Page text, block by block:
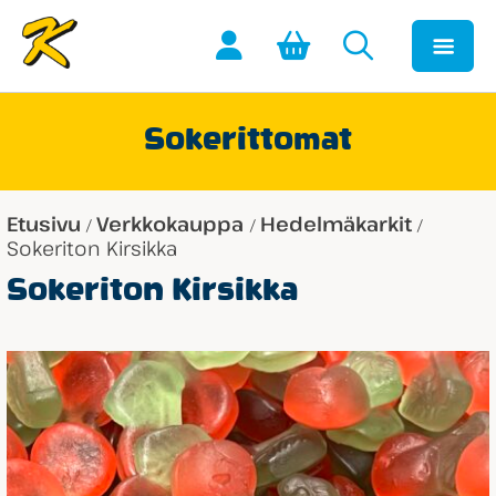
Sokerittomat
Etusivu / Verkkokauppa / Hedelmäkarkit /
Sokeriton Kirsikka
Sokeriton Kirsikka